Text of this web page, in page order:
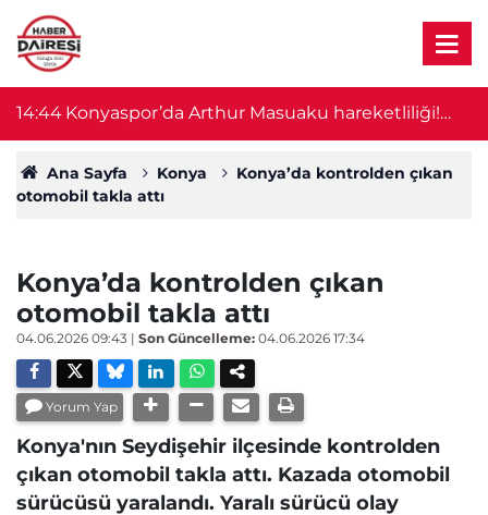
14:44 Konyaspor’da Arthur Masuaku hareketliliği!
İmza için geliyor
Ana Sayfa Konya
Konya’da kontrolden çıkan
otomobil takla attı
Konya’da kontrolden çıkan
otomobil takla attı
04.06.2026 09:43 | Son Güncelleme: 04.06.2026 17:34
Yorum Yap
Konya'nın Seydişehir ilçesinde kontrolden
çıkan otomobil takla attı. Kazada otomobil
sürücüsü yaralandı. Yaralı sürücü olay